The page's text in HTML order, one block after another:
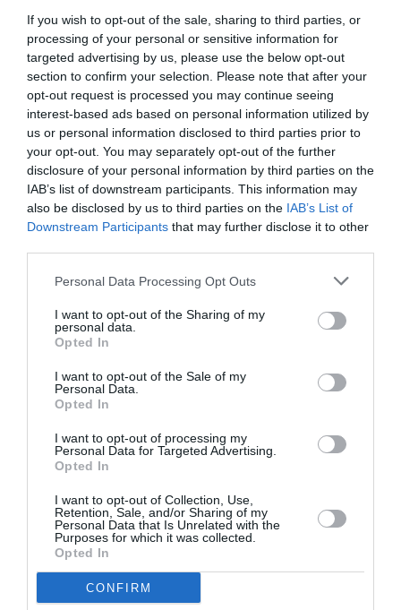
If you wish to opt-out of the sale, sharing to third parties, or
processing of your personal or sensitive information for
targeted advertising by us, please use the below opt-out
section to confirm your selection. Please note that after your
opt-out request is processed you may continue seeing
interest-based ads based on personal information utilized by
us or personal information disclosed to third parties prior to
your opt-out. You may separately opt-out of the further
disclosure of your personal information by third parties on the
IAB’s list of downstream participants. This information may
also be disclosed by us to third parties on the IAB’s List of
Downstream Participants that may further disclose it to other
Personal Data Processing Opt Outs
I want to opt-out of the Sharing of my
personal data.
Opted In
I want to opt-out of the Sale of my
Personal Data.
Opted In
I want to opt-out of processing my
Personal Data for Targeted Advertising.
Opted In
I want to opt-out of Collection, Use,
Retention, Sale, and/or Sharing of my
Personal Data that Is Unrelated with the
Purposes for which it was collected.
Opted In
CONFIRM
Υπηρέτης —
Ivan Nikolov
Πρώτος Αγγελιαφόρος —Ivan Yurukov
Δεύτερος Αγγελιαφόρος —Martin Dimitrov
Χορός των Βακχών —Νεφέλη Ανθοπούλου,
Aλεξάνδα Γαϊδατζή, ΞένιαΓραμματικού, Ευθυμία
Δανιηλίδου, Ζωή Ευθυμίου, Ελένη Θυμιοπούλου,
Αγγελική Κιντώνη, Πολυξένη Σπυροπούλου,
Δανάη Σταματοπούλου, NadyaKeranova,
Kremena Slavcheva, Alexandra Svilenova
ΔΙΑΡΚΕΙΑ:120’
Η παράσταση θα αποδοθεί στα αγγλικά, με ελληνικούς
υπέρτιτλους
ΚΑΛΟΚΑΙΡΙΝΗ ΠΕΡΙΟΔΕΙΑ 2026
ΕΛΛΑΔΑ
11 Ιουλίου Αρχαίο Θέατρο Επιδαύρου
15 Ιουλίου Θέατρο Βράχων «Μελίνα Μερκούρη»,
Φεστιβάλ Στη Σκιά των Βράχων, Βύρωνα Αθήνα
17 Ιουλίου Θέατρο Πέτρας, Διεθνές Φεστιβάλ Πέτρας,
Πετρούπολη, Αθήνα
18 Ιουλίου Βεάκειο Θέατρο, Πειραιάς
20 Ιουλίου Αμφιθέατρο Σίβηρης Χαλκιδικής, Φεστιβάλ
Κασσάνδρας
22 Ιουλίου Θέατρο Γης Θεσσαλονίκη
24 Ιουλίου Κατράκειο Θέατρο, Νίκαια, Αθήνα
26 Αυγούστου Θέατρο Φλόκα, Αρχαία Ολυμπία